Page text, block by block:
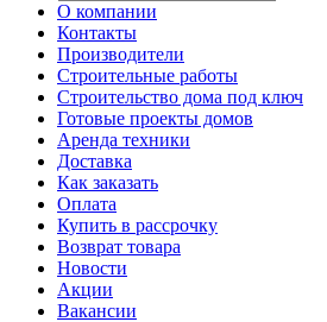
О компании
Контакты
Производители
Строительные работы
Строительство дома под ключ
Готовые проекты домов
Аренда техники
Доставка
Как заказать
Оплата
Купить в рассрочку
Возврат товара
Новости
Акции
Вакансии